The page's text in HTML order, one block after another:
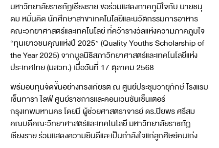
มหาวิทยาลัยราชภัฏเชียงราย ขอร่วมแสดงภาคภูมิใจกับ นายชนุ
ดม หมั่นคิด นักศึกษาสาขาเทคโนโลยีและนวัตกรรมการอาหาร
คณะวิทยาศาสตร์และเทคโนโลยี ที่คว้ารางวัลแห่งความภาคภูมิใจ
“ทุนเยาวชนคุณแห่งปี 2025” (Quality Youths Scholarship of
the Year 2025) จากมูลนิธิสภาวิทยาศาสตร์และเทคโนโลยีแห่ง
ประเทศไทย (มสวท.) เมื่อวันที่ 17 ตุลาคม 2568
พิธีมอบทุนจัดขึ้นอย่างทรงเกียรติ ณ ศูนย์ประชุมวายุภักษ์ โรงแรม
เซ็นทารา ไลฟ์ ศูนย์ราชการและคอนเวนชันเซ็นเตอร์
กรุงเทพมหานคร โดยมี ผู้ช่วยศาสตราจารย์ ดร.ปิยพร ศรีสม
คณบดีคณะวิทยาศาสตร์และเทคโนโลยี มหาวิทยาลัยราชภัฏ
เชียงราย ร่วมแสดงความยินดีและเป็นกำลังใจแก่ลูกศิษย์คนเก่ง